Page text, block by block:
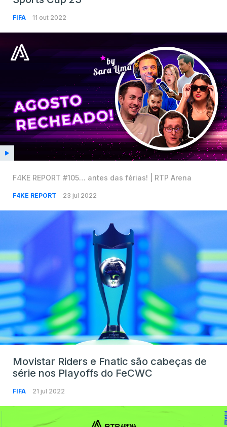
FIFA 11 out 2022
F4KE REPORT #105… antes das férias! | RTP Arena
F4KE REPORT 23 jul 2022
Movistar Riders e Fnatic são cabeças de
série nos Playoffs do FeCWC
FIFA 21 jul 2022